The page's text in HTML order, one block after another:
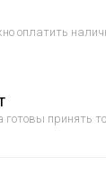
оплатить
готовы принять